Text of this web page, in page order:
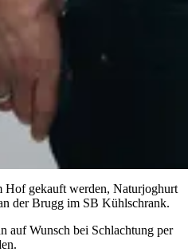
Hof gekauft werden, Naturjoghurt
der Brugg im SB Kühlschrank.
auf Wunsch bei Schlachtung per